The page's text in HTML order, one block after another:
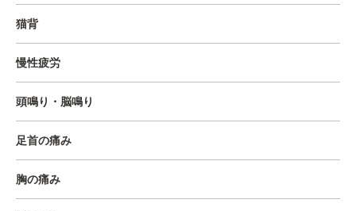
猫背
慢性疲労
頭鳴り・脳鳴り
足首の痛み
胸の痛み